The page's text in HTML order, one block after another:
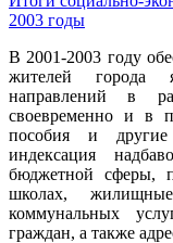
2003 годы
В 2001-2003 году
жителей города
направлений в
своевременно и в
пособия и другие
индексация
бюджетной сферы,
школах,
коммунальных
граждан, а также